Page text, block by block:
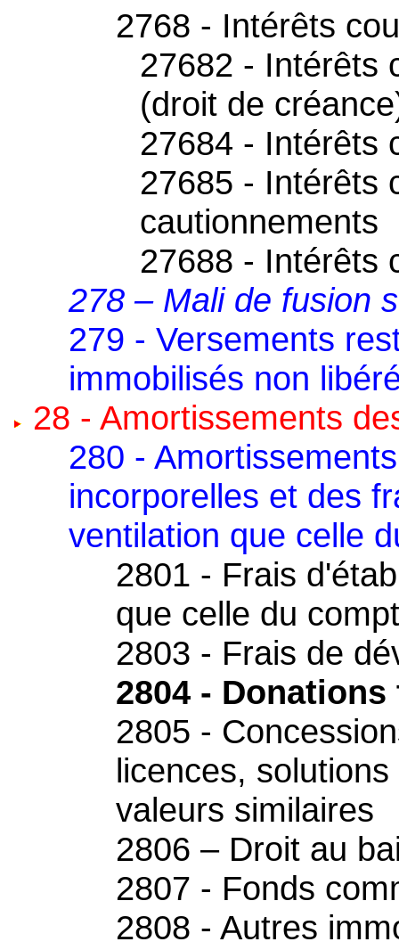
2768 - Intérêts
27682 - Intérêts
(droit de
27684 - Intérêts
27685 - Intérêts
cautionnements
27688 - Intérêts
278 – Mali de fusion
279 - Versements
immobilisés non
28 - Amortissements
280 -
incorporelles et des
ventilation que celle
2801 - Frais
que celle du
2803 - Frais de
2804 -
2805 -
licences,
valeurs similaires
2806 – Droit au
2807 - Fonds
2808 - Autres